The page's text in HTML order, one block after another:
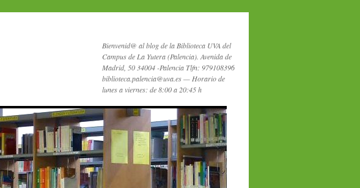
Bienvenid@ al blog de la Biblioteca UVA del
Campus de La Yutera (Palencia). Avenida de
Madrid, 50 34004 -Palencia Tlfn: 979108396
biblioteca.palencia@uva.es — Horario de
lunes a viernes: de 8:00 a 20:45 h